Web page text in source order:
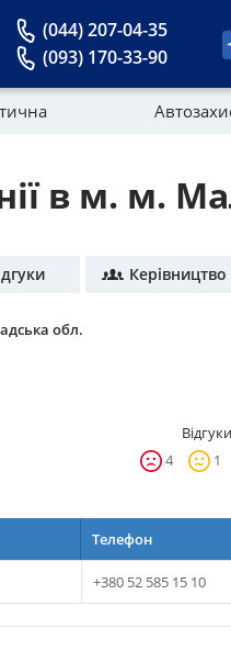
(044) 207-04-35
(093) 170-33-90
в м. м.
Керівництво
обл.
4
1
Телефон
+380 52 585 15 10